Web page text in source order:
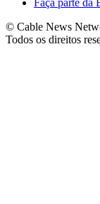
© Cable News
Todos os direitos